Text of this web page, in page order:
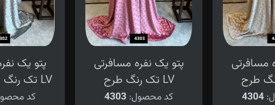
پتو یک
تک رنگ طوسی طرح LV
کد
پتو یک نفره مسافرتی
تک رنگ طرح LV
کد محصول: 4303
مسافرتی
4304